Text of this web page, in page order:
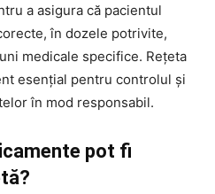
a asigura că pacientul
în dozele potrivite,
medicale specifice. Rețeta
esențial pentru controlul și
în mod responsabil.
pot fi